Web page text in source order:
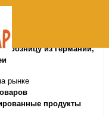
розницу из Германии,
рынке
продукты